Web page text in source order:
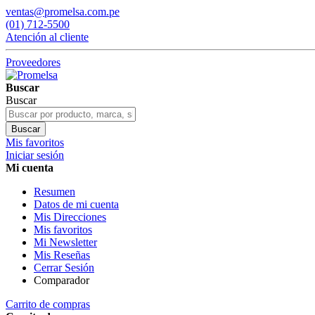
ventas@promelsa.com.pe
(01) 712-5500
Atención al cliente
Proveedores
Buscar
Buscar
Buscar
Mis favoritos
Iniciar sesión
Mi cuenta
Resumen
Datos de mi cuenta
Mis Direcciones
Mis favoritos
Mi Newsletter
Mis Reseñas
Cerrar Sesión
Comparador
Carrito de compras